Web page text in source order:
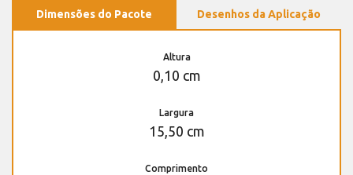
Dimensões do Pacote Desenhos da Aplicação
Altura
0,10 cm
Largura
15,50 cm
Comprimento